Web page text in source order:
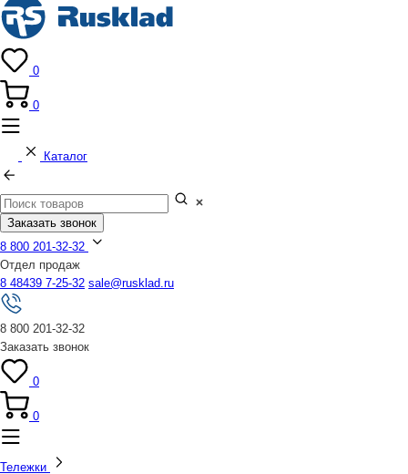
0
0
Каталог
Заказать звонок
8 800 201-32-32
Отдел продаж
8 48439 7-25-32 sale@rusklad.ru
8 800 201-32-32
Заказать звонок
0
0
Тележки